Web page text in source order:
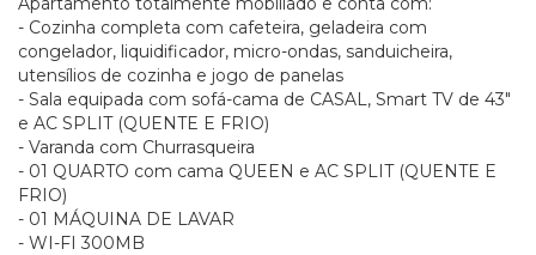
- Cozinha completa com cafeteira, geladeira com
congelador, liquidificador, micro-ondas, sanduicheira,
utensílios de cozinha e jogo de panelas
- Sala equipada com sofá-cama de CASAL, Smart TV de 43"
e AC SPLIT (QUENTE E FRIO)
- Varanda com Churrasqueira
- 01 QUARTO com cama QUEEN e AC SPLIT (QUENTE E
FRIO)
- 01 MÁQUINA DE LAVAR
- WI-FI 300MB